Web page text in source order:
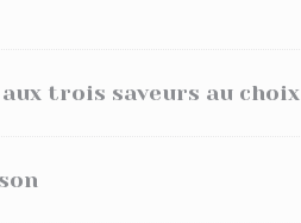
trois saveurs au choix